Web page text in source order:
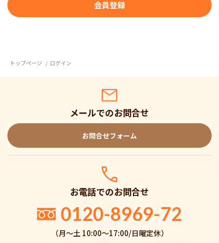
トップページ ログイン
メールでのお問合せ
お問合せフォーム
お電話でのお問合せ
0120-8969-72
（月〜土 10:00〜17:00/日曜定休）